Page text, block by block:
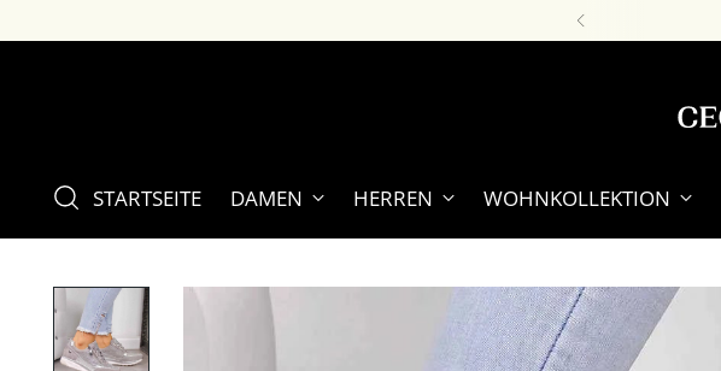
STARTSEITE DAMEN HERREN WOHNKOLLEKTION